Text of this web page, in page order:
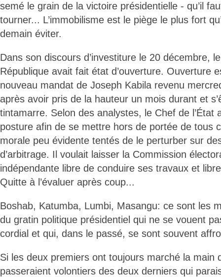
semé le grain de la victoire présidentielle - qu’il
tourner... L’immobilisme est le piège le plus fort
demain éviter.
Dans son discours d’investiture le 20 décembre,
République avait fait état d’ouverture. Ouverture
nouveau mandat de Joseph Kabila revenu
après avoir pris de la hauteur un mois durant et
tintamarre. Selon des analystes, le Chef de l’État
posture afin de se mettre hors de portée de tous
morale peu évidente tentés de le perturber sur
d’arbitrage. Il voulait laisser la Commission
indépendante libre de conduire ses travaux et
Quitte à l’évaluer après coup...
Boshab, Katumba, Lumbi, Masangu: ce sont les
du gratin politique présidentiel qui ne se vouent
cordial et qui, dans le passé, se sont souvent
Si les deux premiers ont toujours marché la main
passeraient volontiers des deux derniers qui